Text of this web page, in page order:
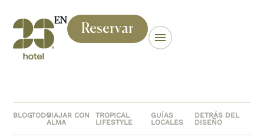
EN
Reservar
BLOGTODOVIAJAR CON
ALMA
TROPICAL
LIFESTYLE
GUÍAS
LOCALES
DETRÁS DEL
DISEÑO